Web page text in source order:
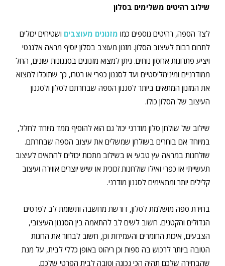
שילוב רהיטים משלימים בסלון
לצד הספה, רהיטים נוספים כמו מזנונים מעוצבים ושטיחים יכולים
לתרום רבות לעיצוב הסלון. מזנון מעוצב בסלון יוסיף מראה אלגנטי
ויציע פתרונות אחסון נוחים. ניתן למצוא מזנונים בסגנונות שונים, החל
ממודרניים ומינימליסטיים ועד לסגנון כפרי או רטרו, כך שתוכלו למצוא
את המזנון המתאים ביותר לסגנון הספה שבחרתם לסלון ולסגנון
העיצוב של הסלון כולו.
שילוב של שולחן סלון מודרני יכול גם הוא להוסיף ממד מיוחד לחלל,
במיוחד אם בוחרים בשולחן שמשלים את עיצוב הספה שבחרתם.
שולחנות במראה עץ טבעי או בשילוב מתכות יכולים להתאים לעיצוב
תעשייתי או כפרי ואילו שולחנות זכוכית או שיש יוצרים אווירה ועיצוב
קלילים יותר ומתאימים לסגנון מודרני.
בחירת ספה מושלמת לסלון, דורשת מחשבה ותשומת לב לפרטים
הגדולים והקטנים. חשוב לשים לב להתאמה בין הסגנון העיצובי,
הצבעים, איכות החומרים והעמידות וכן, חשוב לבחור את החנות
הטובה ביותר לרכוש בה ספות וכן ריהוט באופן כללי לבית, על מנת
שהבחירה שלכם תהיה הכי נכונה וטובה לבית הפרטי שלכם.